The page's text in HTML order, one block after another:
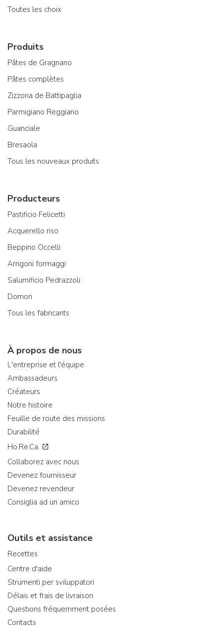
Toutes les choix
Produits
Pâtes de Gragnano
Pâtes complètes
Zizzona de Battipaglia
Parmigiano Reggiano
Guanciale
Bresaola
Tous les nouveaux produits
Producteurs
Pastificio Felicetti
Acquerello riso
Beppino Occelli
Arrigoni formaggi
Salumificio Pedrazzoli
Domori
Tous les fabricants
À propos de nous
L'entreprise et l'équipe
Ambassadeurs
Créateurs
Notre histoire
Feuille de route des missions
Durabilité
Ho.Re.Ca.
Collaborez avec nous
Devenez fournisseur
Devenez revendeur
Consiglia ad un amico
Outils et assistance
Recettes
Centre d'aide
Strumenti per sviluppatori
Délais et frais de livraison
Questions fréquemment posées
Contacts